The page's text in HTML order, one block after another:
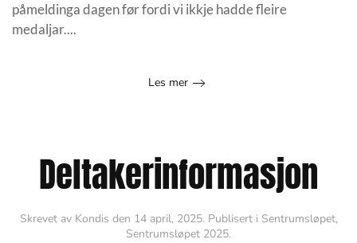
påmeldinga dagen før fordi vi ikkje hadde fleire
medaljar....
Les mer
Deltakerinformasjon
Skrevet av Kondis den 14 april, 2025. Publisert i Sentrumsløpet,
Sentrumsløpet 2025.